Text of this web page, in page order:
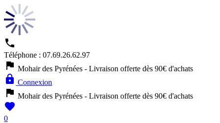

Téléphone : 07.69.26.62.97
 Mohair des Pyrénées - Livraison offerte dès 90€ d'achats
 Connexion
 Mohair des Pyrénées - Livraison offerte dès 90€ d'achats

0